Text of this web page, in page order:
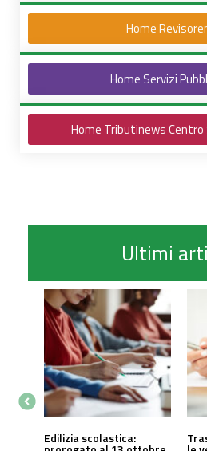
Home
Home Servizi
Home Tributinews Centro
Ultimi
Edilizia scolastica: